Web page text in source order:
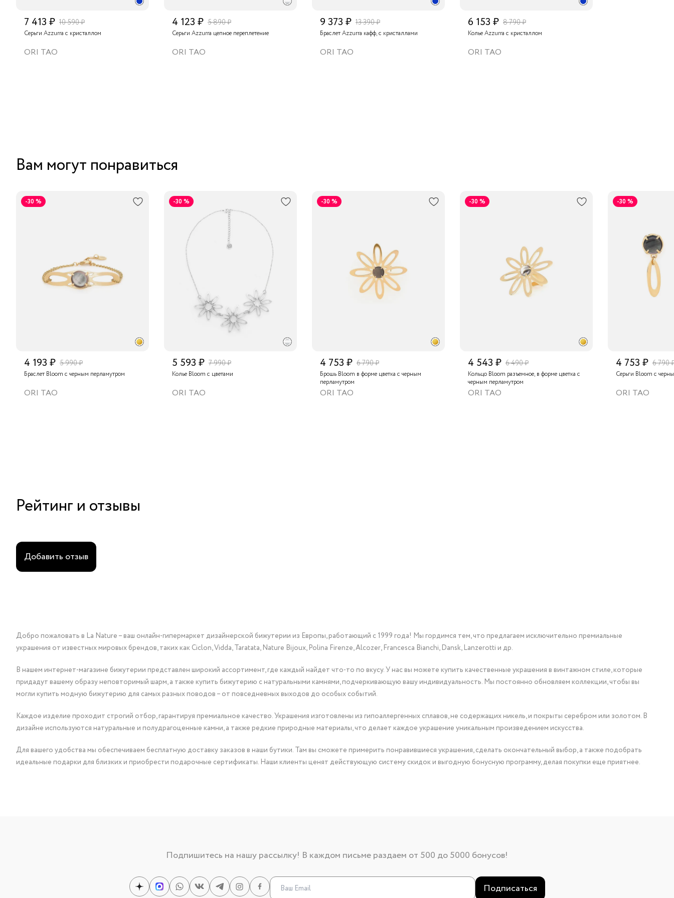
7 413 ₽ 10 590 ₽
Серьги Azzurra с кристаллом
ORI TAO
4 123 ₽ 5 890 ₽
Серьги Azzurra цепное переплетение
ORI TAO
9 373 ₽ 13 390 ₽
Браслет Azzurra кафф, с кристаллами
ORI TAO
6 153 ₽ 8 790 ₽
Колье Azzurra с кристаллом
ORI TAO
Вам могут понравиться
-30 %
4 193 ₽ 5 990 ₽
Браслет Bloom с черным перламутром
ORI TAO
-30 %
5 593 ₽ 7 990 ₽
Колье Bloom с цветами
ORI TAO
-30 %
4 753 ₽ 6 790 ₽
Брошь Bloom в форме цветка с черным
перламутром
ORI TAO
-30 %
4 543 ₽ 6 490 ₽
Кольцо Bloom разъемное, в форме цветка с
черным перламутром
ORI TAO
-30 %
4 753 ₽ 6 790
Серьги Bloom с
ORI TAO
Рейтинг и отзывы
Добавить отзыв
Добро пожаловать в La Nature – ваш онлайн-гипермаркет дизайнерской бижутерии из Европы, работающий с 1999 года! Мы гордимся тем, что предлагаем исключительно премиальные
украшения от известных мировых брендов, таких как Ciclon, Vidda, Taratata, Nature Bijoux, Polina Firenze, Alcozer, Francesca Bianchi, Dansk, Lanzerotti и др.
В нашем интернет-магазине бижутерии представлен широкий ассортимент, где каждый найдет что-то по вкусу. У нас вы можете купить качественные украшения в винтажном стиле, которые
придадут вашему образу неповторимый шарм, а также купить бижутерию с натуральными камнями, подчеркивающую вашу индивидуальность. Мы постоянно обновляем коллекции, чтобы вы
могли купить модную бижутерию для самых разных поводов – от повседневных выходов до особых событий.
Каждое изделие проходит строгий отбор, гарантируя премиальное качество. Украшения изготовлены из гипоаллергенных сплавов, не содержащих никель, и покрыты серебром или золотом. В
дизайне используются натуральные и полудрагоценные камни, а также редкие природные материалы, что делает каждое украшение уникальным произведением искусства.
Для вашего удобства мы обеспечиваем бесплатную доставку заказов в наши бутики. Там вы сможете примерить понравившиеся украшения, сделать окончательный выбор, а также подобрать
идеальные подарки для близких и приобрести подарочные сертификаты. Наши клиенты ценят действующую систему скидок и выгодную бонусную программу, делая покупки еще приятнее.
Подпишитесь на нашу рассылку! В каждом письме раздаем от 500 до 5000 бонусов!
Подписаться